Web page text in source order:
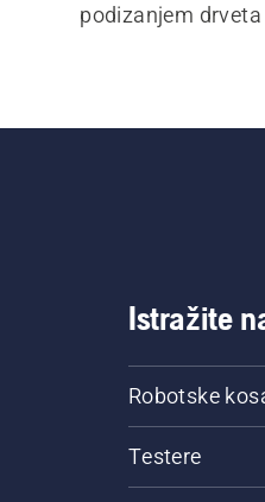
podizanjem
Istražite
Robotske
Testere